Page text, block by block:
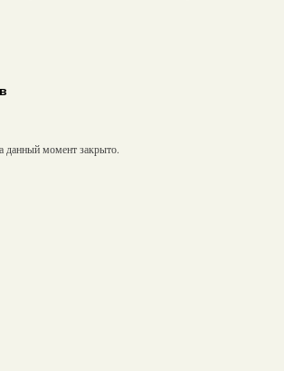
данный момент закрыто.